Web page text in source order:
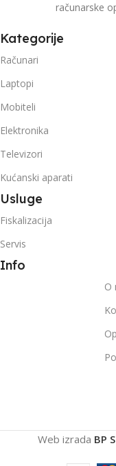
računarske
Kategorije
Računari
Laptopi
Mobiteli
Elektronika
Televizori
Kućanski aparati
Usluge
Fiskalizacija
Servis
Info
O
Web izrada BP